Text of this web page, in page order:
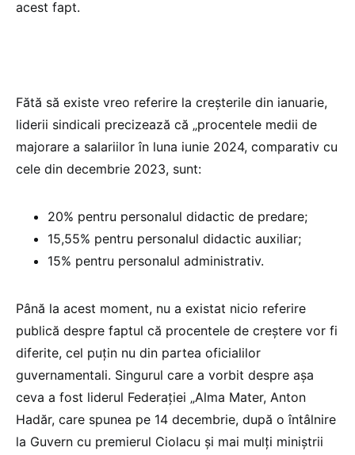
acest fapt.
Fătă să existe vreo referire la creșterile din ianuarie,
liderii sindicali precizează că „procentele medii de
majorare a salariilor în luna iunie 2024, comparativ cu
cele din decembrie 2023, sunt:
20% pentru personalul didactic de predare;
15,55% pentru personalul didactic auxiliar;
15% pentru personalul administrativ.
Până la acest moment, nu a existat nicio referire
publică despre faptul că procentele de creștere vor fi
diferite, cel puțin nu din partea oficialilor
guvernamentali. Singurul care a vorbit despre așa
ceva a fost liderul Federației „Alma Mater, Anton
Hadăr, care spunea pe 14 decembrie, după o întâlnire
la Guvern cu premierul Ciolacu și mai mulți miniștrii